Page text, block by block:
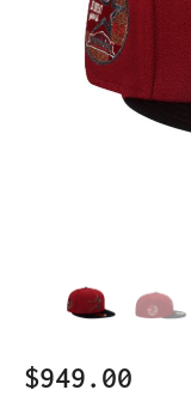
$949.00